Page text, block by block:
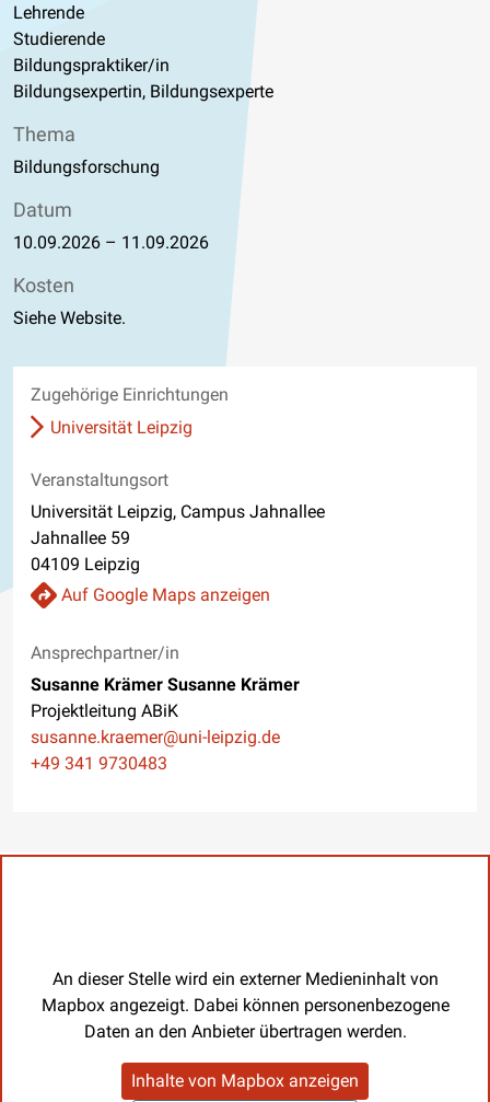
Lehrende
Studierende
Bildungspraktiker/in
Bildungsexpertin, Bildungsexperte
Thema
Bildungsforschung
Datum
10.09.2026 – 11.09.2026
Kosten
Siehe Website.
Zugehörige Einrichtungen
Universität Leipzig
Veranstaltungsort
Universität Leipzig, Campus Jahnallee
Jahnallee 59
04109 Leipzig
Auf Google Maps anzeigen
Ansprechpartner/in
Susanne Krämer Susanne Krämer
Projektleitung ABiK
E-Mail
susanne.kraemer@uni-leipzig.de
Telefon
+49 341 9730483
An dieser Stelle wird ein externer Medieninhalt von
Mapbox angezeigt. Dabei können personenbezogene
Daten an den Anbieter übertragen werden.
Inhalte von Mapbox anzeigen